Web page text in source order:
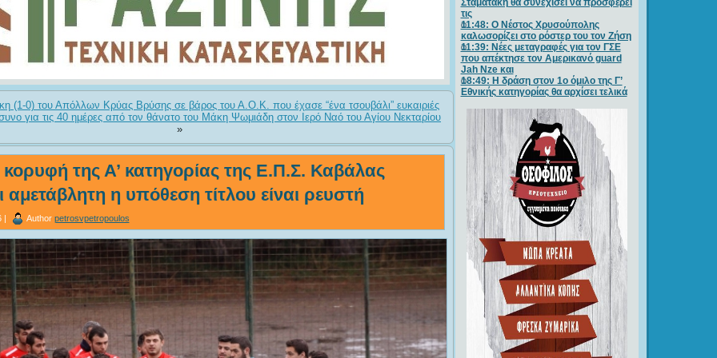
(1-0) του Απόλλων Κρύας Βρύσης σε βάρος του Α.Ο.Κ. που έχασε “ένα τσουβάλι” ευκαιριές
για τις 40 ημέρες από τον θάνατο του Μάκη Ψωμιάδη στον Ιερό Ναό του Αγίου Νεκταρίου
»
της Α’ κατηγορίας της Ε.Π.Σ. Καβάλας
αμετάβλητη η υπόθεση τίτλου είναι ρευστή
| Author petrosvpetropoulos
Σταματάκη θα συνεχίσει να προσφέρει
τις
11:48: Ο Νέστος Χρυσούπολης
καλωσορίζει στο ρόστερ του τον Ζήση
11:39: Νέες μεταγραφές για τον ΓΣE
που απέκτησε τον Αμερικανό guard
Jah Nze και
18:49: Η δράση στον 1ο όμιλο της Γ’
Εθνικής κατηγορίας θα αρχίσει τελικά